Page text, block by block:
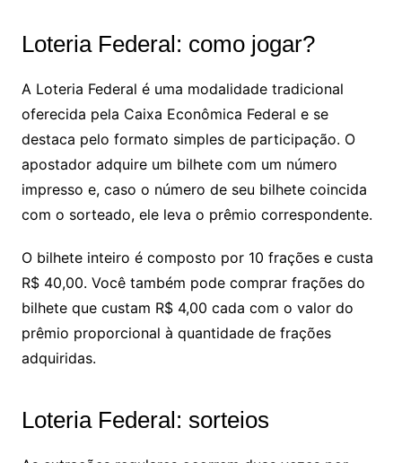
Loteria Federal: como jogar?
A Loteria Federal é uma modalidade tradicional
oferecida pela Caixa Econômica Federal e se
destaca pelo formato simples de participação. O
apostador adquire um bilhete com um número
impresso e, caso o número de seu bilhete coincida
com o sorteado, ele leva o prêmio correspondente.
O bilhete inteiro é composto por 10 frações e custa
R$ 40,00. Você também pode comprar frações do
bilhete que custam R$ 4,00 cada com o valor do
prêmio proporcional à quantidade de frações
adquiridas.
Loteria Federal: sorteios